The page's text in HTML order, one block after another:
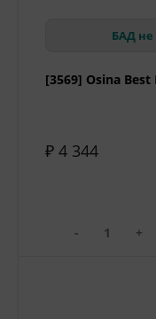
БАД не
[3569] Osina
₽ 4 344
- +